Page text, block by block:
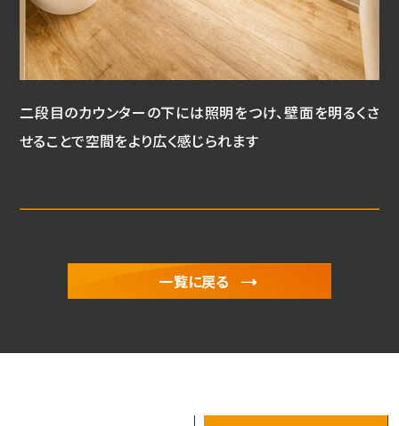
二段目のカウンターの下には照明をつけ、壁面を明るくさ
せることで空間をより広く感じられます
一覧に戻る